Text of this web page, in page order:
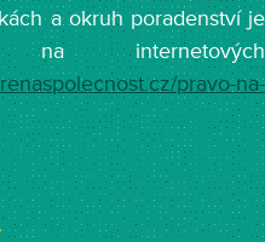
a okruh poradenství je
na internetových
pravo-na-